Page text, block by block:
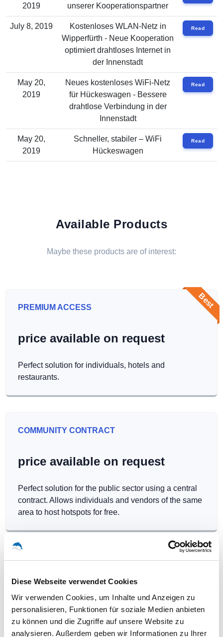
Diese Webseite verwendet Cookies
Wir verwenden Cookies, um Inhalte und Anzeigen zu
personalisieren, Funktionen für soziale Medien anbieten
zu können und die Zugriffe auf unsere Website zu
analysieren. Außerdem geben wir Informationen zu Ihrer
2019
unserer Kooperationspartner
July 8, 2019
Kostenloses WLAN-Netz in
Wipperfürth - Neue Kooperation
optimiert drahtloses Internet in
der Innenstadt
Read
May 20,
2019
Neues kostenloses WiFi-Netz
für Hückeswagen - Bessere
drahtlose Verbindung in der
Innenstadt
Read
May 20,
2019
Schneller, stabiler – WiFi
Hückeswagen
Read
Available Products
Maybe these products are of interest:
Best
PREMIUM ACCESS
price available on request
Perfect solution for individuals, hotels and
restaurants.
COMMUNITY CONTRACT
price available on request
Perfect solution for the public sector using a central
contract. Allows individuals and vendors of the same
area to host hotspots for free.
Münchenbernsdorf